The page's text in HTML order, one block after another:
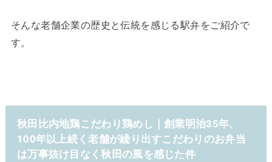
そんな老舗企業の歴史と伝統を感じる駅弁をご紹介で
す。
秋田比内地鶏こだわり鶏めし｜創業明治35年、
100年以上続く老舗が繰り出すこだわりのお弁当
は万事抜け目なく秋田の風を感じた件